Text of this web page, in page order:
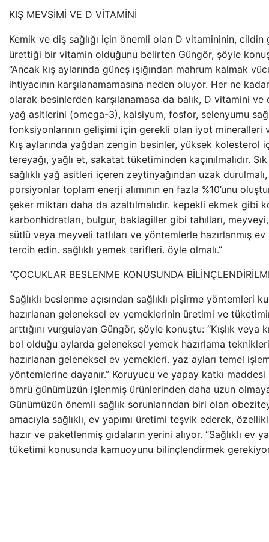
KIŞ MEVSİMİ VE D VİTAMİNİ
Kemik ve diş sağlığı için önemli olan D vitamininin, cildin
ürettiği bir vitamin olduğunu belirten Güngör, şöyle
“Ancak kış aylarında güneş ışığından mahrum kalmak
ihtiyacının karşılanamamasına neden oluyor. Her ne
olarak besinlerden karşılanamasa da balık, D vitamini ve
yağ asitlerini (omega-3), kalsiyum, fosfor, selenyumu
fonksiyonlarının gelişimi için gerekli olan iyot mineralleri
Kış aylarında yağdan zengin besinler, yüksek kolesterol
tereyağı, yağlı et, sakatat tüketiminden kaçınılmalıdır.
sağlıklı yağ asitleri içeren zeytinyağından uzak
porsiyonlar toplam enerji alımının en fazla %10’unu
şeker miktarı daha da azaltılmalıdır. kepekli ekmek gibi
karbonhidratları, bulgur, baklagiller gibi tahılları,
sütlü veya meyveli tatlıları ve yöntemlerle hazırlanmış ev
tercih edin. sağlıklı yemek tarifleri. öyle olmalı.”
“ÇOCUKLAR BESLENME KONUSUNDA
Sağlıklı beslenme açısından sağlıklı pişirme yöntemleri
hazırlanan geleneksel ev yemeklerinin üretimi ve
arttığını vurgulayan Güngör, şöyle konuştu: “Kışlık veya
bol olduğu aylarda geleneksel yemek hazırlama
hazırlanan geleneksel ev yemekleri. yaz ayları temel
yöntemlerine dayanır.” Koruyucu ve yapay katkı
ömrü günümüzün işlenmiş ürünlerinden daha uzun
Günümüzün önemli sağlık sorunlarından biri olan
amacıyla sağlıklı, ev yapımı üretimi teşvik ederek,
hazır ve paketlenmiş gıdaların yerini alıyor. “Sağlıklı ev
tüketimi konusunda kamuoyunu bilinçlendirmek